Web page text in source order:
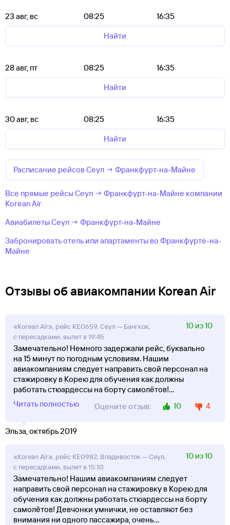
23 авг, вс 08:25
16:35
Найти
28 авг, пт 08:25
16:35
Найти
30 авг, вс 08:25
16:35
Найти
Расписание рейсов Сеул → Франкфурт-на-Майне
Все прямые рейсы Сеул → Франкфурт-на-Майне компании
Korean Air
Авиабилеты Сеул → Франкфурт-на-Майне
Забронировать отель или апартаменты во Франкфурте-на-
Майне
Отзывы об авиакомпании Korean Air
«Korean Air», рейс KE0659, Сеул — Бангкок,
с пересадками, вылет в 19:45
10 из 10
Замечательно! Немного задержали рейс, буквально
на 15 минут по погодным условиям. Нашим
авиакомпаниям следует направить свой персонал на
стажировку в Корею для обучения как должны
работать стюардессы на борту самолётов!...
Читать полностью
Оцените отзыв: 10 4
Эльза, октябрь 2019
«Korean Air», рейс KE0982, Владивосток — Сеул,
с пересадками, вылет в 15:10
10 из 10
Замечательно! Нашим авиакомпаниям следует
направить свой персонал на стажировку в Корею для
обучения как должны работать стюардессы на борту
самолётов! Девчонки умнички, не оставляют без
внимания ни одного пассажира, очень...